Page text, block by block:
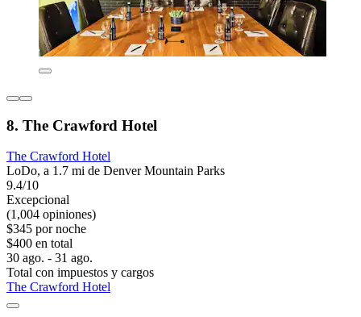
8. The Crawford Hotel
The Crawford Hotel
LoDo, a 1.7 mi de Denver Mountain Parks
9.4/10
Excepcional
(1,004 opiniones)
$345 por noche
$400 en total
30 ago. - 31 ago.
Total con impuestos y cargos
The Crawford Hotel